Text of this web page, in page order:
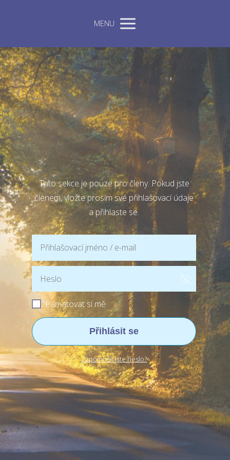
MENU
Tato sekce je pouze pro členy. Pokud jste
členem, vložte prosím své přihlašovací údaje
a přihlaste se.
Pamatovat si mě
Přihlásit se
Zapomněli jste heslo?